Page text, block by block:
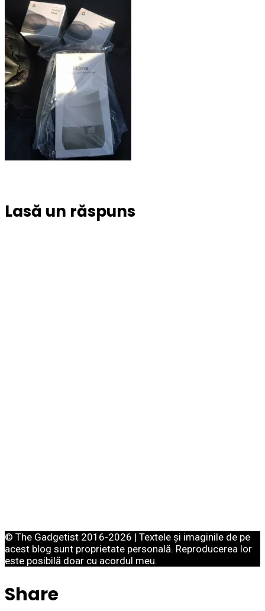
Lasă un răspuns
© The Gadgetist 2016-2026 | Textele și imaginile de pe
acest blog sunt proprietate personală. Reproducerea lor
este posibilă doar cu acordul meu.
Share